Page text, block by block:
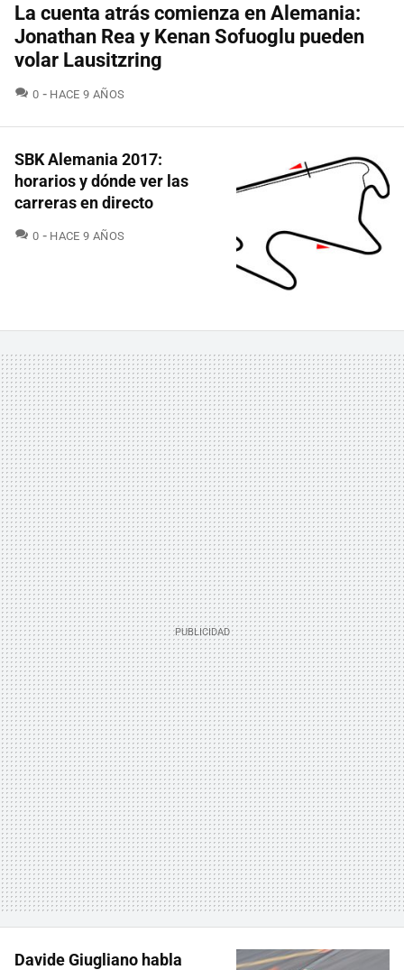
La cuenta atrás comienza en Alemania:
Jonathan Rea y Kenan Sofuoglu pueden
volar Lausitzring
0 COMENTARIOS
HACE 9 AÑOS
SBK Alemania 2017:
horarios y dónde ver las
carreras en directo
0 COMENTARIOS
HACE 9 AÑOS
Davide Giugliano habla